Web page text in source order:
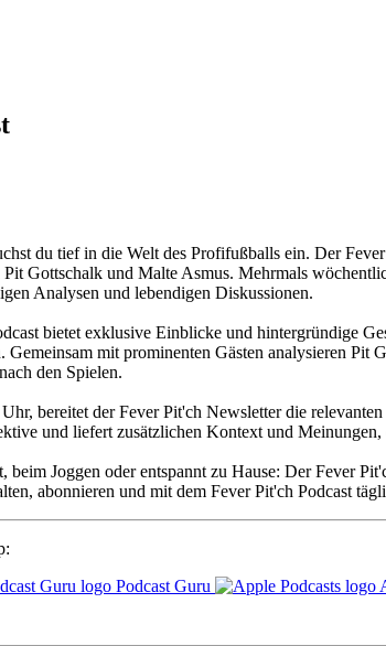
du tief in die Welt des Profifußballs ein. Der
Gottschalk und Malte Asmus. Mehrmals
Analysen und lebendigen Diskussionen.
bietet exklusive Einblicke und hintergründige
mit prominenten Gästen analysieren
den Spielen.
bereitet der Fever Pit'ch Newsletter die
und liefert zusätzlichen Kontext und
beim Joggen oder entspannt zu Hause: Der Fever
abonnieren und mit dem Fever Pit'ch Podcast
Podcast Guru